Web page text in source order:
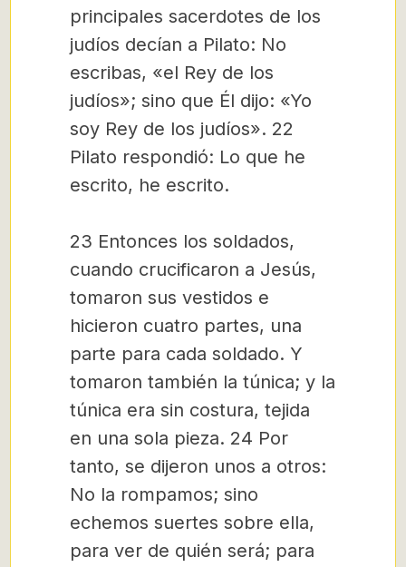
principales sacerdotes de los
judíos decían a Pilato: No
escribas, «el Rey de los
judíos»; sino que Él dijo: «Yo
soy Rey de los judíos». 22
Pilato respondió: Lo que he
escrito, he escrito.
23 Entonces los soldados,
cuando crucificaron a Jesús,
tomaron sus vestidos e
hicieron cuatro partes, una
parte para cada soldado. Y
tomaron también la túnica; y la
túnica era sin costura, tejida
en una sola pieza. 24 Por
tanto, se dijeron unos a otros:
No la rompamos; sino
echemos suertes sobre ella,
para ver de quién será; para